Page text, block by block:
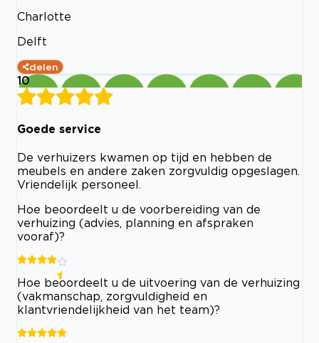
Charlotte
Delft
delen
10
Goede service
De verhuizers kwamen op tijd en hebben de
meubels en andere zaken zorgvuldig opgeslagen.
Vriendelijk personeel.
Hoe beoordeelt u de voorbereiding van de
verhuizing (advies, planning en afspraken
vooraf)?
Hoe beoordeelt u de uitvoering van de verhuizing
(vakmanschap, zorgvuldigheid en
klantvriendelijkheid van het team)?